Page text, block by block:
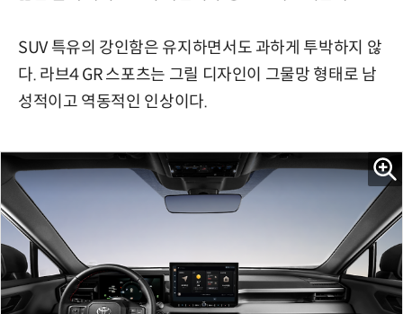
SUV 특유의 강인함은 유지하면서도 과하게 투박하지 않
다. 라브4 GR 스포츠는 그릴 디자인이 그물망 형태로 남
성적이고 역동적인 인상이다.